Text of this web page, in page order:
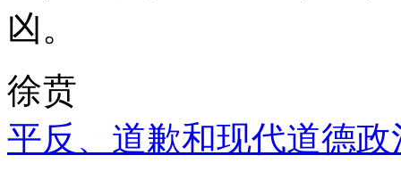
凶。
徐贲
平反、道歉和现代道德政